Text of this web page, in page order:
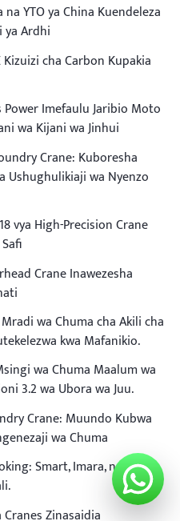
na YTO ya China Kuendeleza
ya Ardhi
Kizuizi cha Carbon Kupakia
Imefaulu Jaribio Moto
wa Kijani wa Jinhui
Crane: Kuboresha
Ushughulikiaji wa Nyenzo
vya High-Precision Crane
Crane Inawezesha
Mradi wa Chuma cha Akili cha
kwa Mafanikio.
wa Chuma Maalum wa
3.2 wa Ubora wa Juu.
Crane: Muundo Kubwa
wa Chuma
Smart, Imara, na
Cranes Zinasaidia